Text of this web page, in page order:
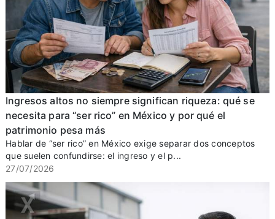
Ingresos altos no siempre significan riqueza: qué se
necesita para “ser rico” en México y por qué el
patrimonio pesa más
Hablar de “ser rico” en México exige separar dos conceptos
que suelen confundirse: el ingreso y el p...
27/07/2026